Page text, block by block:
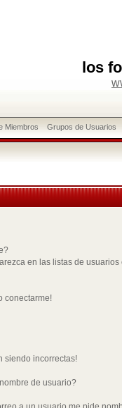
los
Miembros Grupos de Usuarios
en las listas de usuarios
conectarme!
incorrectas!
de usuario?